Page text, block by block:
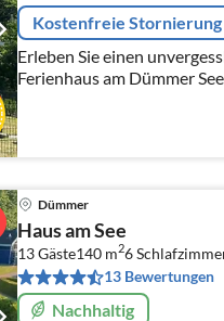
Kostenfreie Stornierung
Erleben Sie einen
Ferienhaus am Dümmer
Kamin, Sauna,Ruderboot &
Erholung und Naturgenuss!
Dümmer
Haus am See
13 Gäste140 m26
13 Bewertungen
Nachhaltig